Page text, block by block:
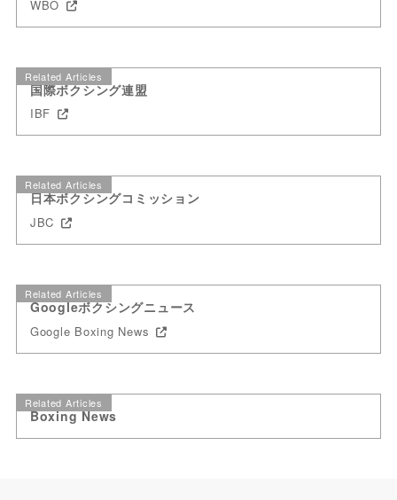
WBO
Related Articles
国際ボクシング連盟
IBF
Related Articles
日本ボクシングコミッション
JBC
Related Articles
Googleボクシングニュース
Google Boxing News
Related Articles
Boxing News